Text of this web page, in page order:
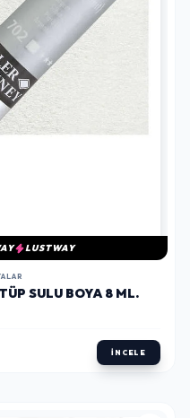
LUSTWAY
SULU BOYA 8 ML.
İNCELE